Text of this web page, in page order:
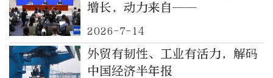
增长，动力来自——
2026-7-14
外贸有韧性、工业有活力，解码
中国经济半年报